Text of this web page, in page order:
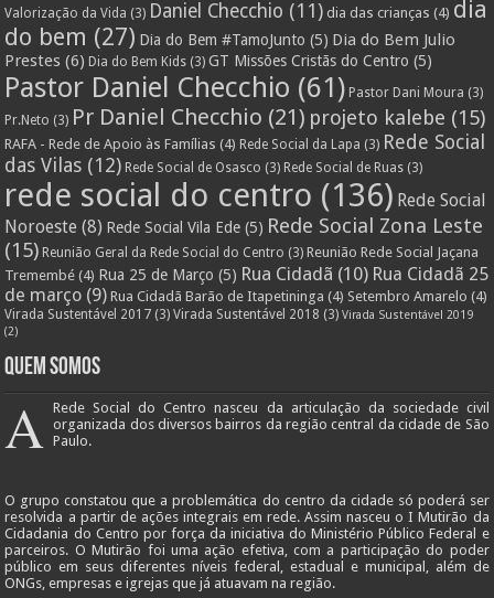
Valorização da Vida (3) Daniel Checchio (11) dia das crianças (4) dia
do bem (27) Dia do Bem #TamoJunto (5) Dia do Bem Julio
Prestes (6) Dia do Bem Kids (3) GT Missões Cristãs do Centro (5)
Pastor Daniel Checchio (61) Pastor Dani Moura (3)
Pr.Neto (3) Pr Daniel Checchio (21) projeto kalebe (15)
RAFA - Rede de Apoio às Famílias (4) Rede Social da Lapa (3) Rede Social
das Vilas (12) Rede Social de Osasco (3) Rede Social de Ruas (3)
rede social do centro (136) Rede Social
Noroeste (8) Rede Social Vila Ede (5) Rede Social Zona Leste
(15) Reunião Geral da Rede Social do Centro (3) Reunião Rede Social Jaçana
Tremembé (4) Rua 25 de Março (5) Rua Cidadã (10) Rua Cidadã 25
de março (9) Rua Cidadã Barão de Itapetininga (4) Setembro Amarelo (4)
Virada Sustentável 2017 (3) Virada Sustentável 2018 (3) Virada Sustentável 2019
(2)
Quem Somos
A Rede Social do Centro nasceu da articulação da sociedade civil
organizada dos diversos bairros da região central da cidade de São
Paulo.
O grupo constatou que a problemática do centro da cidade só poderá ser
resolvida a partir de ações integrais em rede. Assim nasceu o I Mutirão da
Cidadania do Centro por força da iniciativa do Ministério Público Federal e
parceiros. O Mutirão foi uma ação efetiva, com a participação do poder
público em seus diferentes níveis federal, estadual e municipal, além de
ONGs, empresas e igrejas que já atuavam na região.